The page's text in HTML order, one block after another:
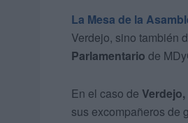
La Mesa de la
Verdejo, sino también
Parlamentario de
En el caso de
sus excompañeros de